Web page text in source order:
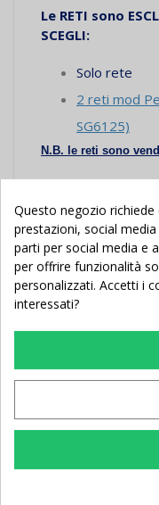
Le RETI sono
SCEGLI:
Solo rete
2 reti mod
SG6125)
N.B. le reti sono
E' possibile
prezzo
link:
Coppia porte
trasportabili
---Scarica lo
tecnica nella
Potrebbe
Nuovo
Questo negozio
prestazioni, social
parti per social media e
per offrire funzionalità
personalizzati. Accetti i
interessati?